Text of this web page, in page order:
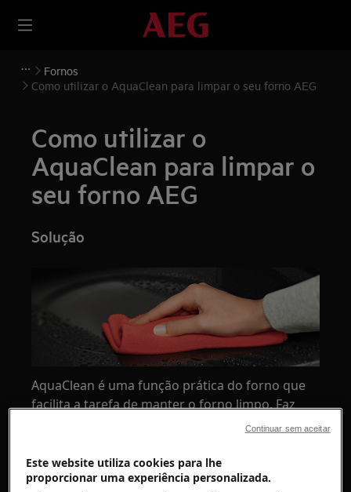
Fornos
Como utilizar o AquaClean para limpar o seu forno AEG
Como utilizar o
AquaClean para limpar o
seu forno AEG
Solução
AquaClean é uma função prática do forno que
facilita a tarefa de manter o forno limpo. Faz
uma pré-limpeza de derrames e salpicos de
resíduos mais difíceis. O AquaClean está
disponível em modelos AEG selecionados.
Este website utiliza cookies para lhe
proporcionar uma experiência personalizada.
Continuar sem aceitar